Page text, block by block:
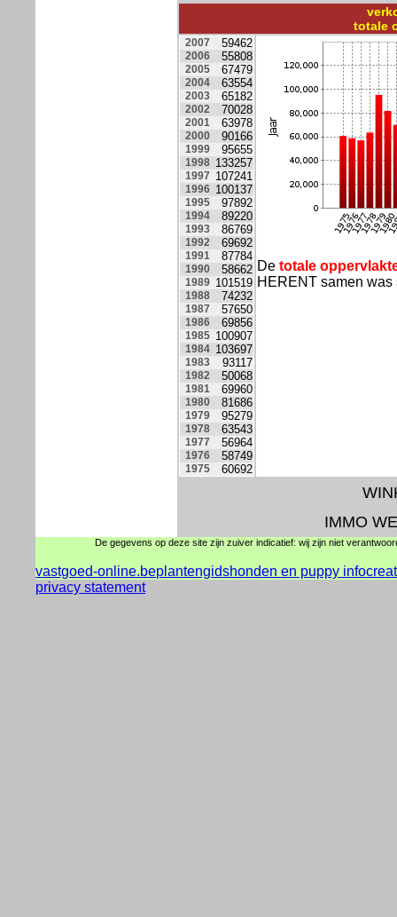
totale
2007 59462
2006 55808
2005 67479
2004 63554
2003 65182
2002 70028
2001 63978
2000 90166
1999 95655
1998 133257
1997 107241
1996 100137
1995 97892
1994 89220
1993 86769
1992 69692
1991 87784
1990 58662
1989 101519
1988 74232
1987 57650
1986 69856
1985 100907
1984 103697
1983 93117
1982 50068
1981 69960
1980 81686
1979 95279
1978 63543
1977 56964
1976 58749
1975 60692
De totale
HERENT samen was
IMMO
De gegevens op deze site zijn zuiver indicatief: wij zijn niet
vastgoed-online.beplantengidshonden en puppy info
privacy statement